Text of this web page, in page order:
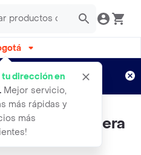
tu dirección en
. Mejor servicio,
más rápidas y
más
semanas
Aplican TyC
Carolina Herrera